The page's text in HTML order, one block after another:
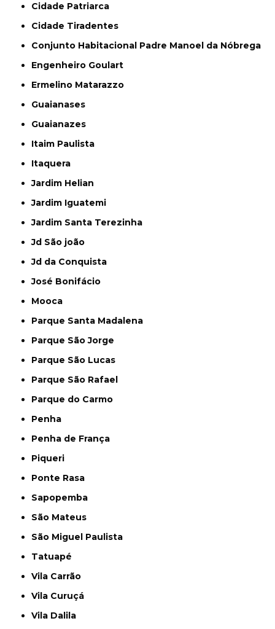
Cidade Patriarca
Cidade Tiradentes
Conjunto Habitacional Padre Manoel da Nóbrega
Engenheiro Goulart
Ermelino Matarazzo
Guaianases
Guaianazes
Itaim Paulista
Itaquera
Jardim Helian
Jardim Iguatemi
Jardim Santa Terezinha
Jd São joão
Jd da Conquista
José Bonifácio
Mooca
Parque Santa Madalena
Parque São Jorge
Parque São Lucas
Parque São Rafael
Parque do Carmo
Penha
Penha de França
Piqueri
Ponte Rasa
Sapopemba
São Mateus
São Miguel Paulista
Tatuapé
Vila Carrão
Vila Curuçá
Vila Dalila